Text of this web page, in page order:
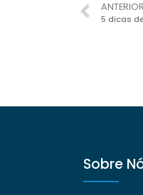
ANTERIOR
5 dicas
Sobre